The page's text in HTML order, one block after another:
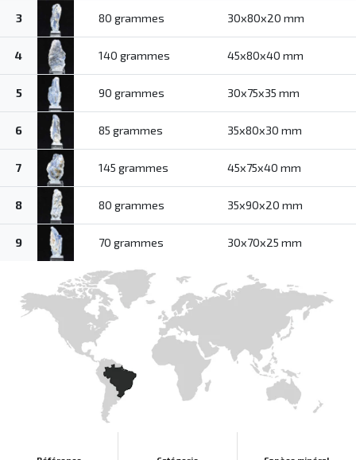
3 80 grammes 30x80x20 mm
4 140 grammes 45x80x40 mm
5 90 grammes 30x75x35 mm
6 85 grammes 35x80x30 mm
7 145 grammes 45x75x40 mm
8 80 grammes 35x90x20 mm
9 70 grammes 30x70x25 mm